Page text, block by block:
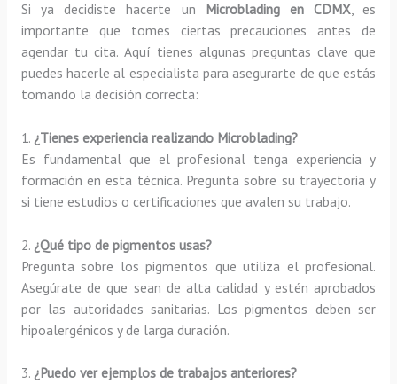
Si ya decidiste hacerte un Microblading en CDMX, es
importante que tomes ciertas precauciones antes de
agendar tu cita. Aquí tienes algunas preguntas clave que
puedes hacerle al especialista para asegurarte de que estás
tomando la decisión correcta:
1. ¿Tienes experiencia realizando Microblading?
Es fundamental que el profesional tenga experiencia y
formación en esta técnica. Pregunta sobre su trayectoria y
si tiene estudios o certificaciones que avalen su trabajo.
2. ¿Qué tipo de pigmentos usas?
Pregunta sobre los pigmentos que utiliza el profesional.
Asegúrate de que sean de alta calidad y estén aprobados
por las autoridades sanitarias. Los pigmentos deben ser
hipoalergénicos y de larga duración.
3. ¿Puedo ver ejemplos de trabajos anteriores?